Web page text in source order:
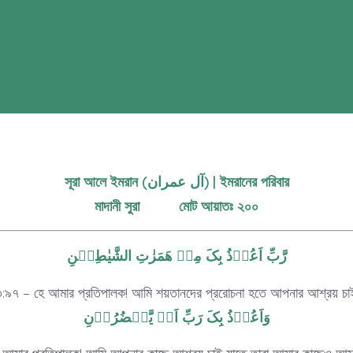
সূরা আলে ইমরান (آل عمران) | ইমরানের পরিবার
মাদানী সুরা মোট আয়াতঃ ২০০
رَّبِّ اَعُوۡذُ بِکَ مِنۡ هَمَزٰتِ الشَّیٰطِیۡنِ
– হে আমার প্রতিপালক! আমি শয়তানদের প্ররোচনা হতে আপনার আশ্রয়
وَاَعُوۡذُ بِکَ رَبِّ اَنۡ یَّحۡضُرُوۡنِ